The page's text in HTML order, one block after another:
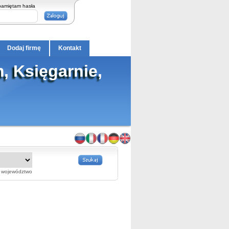
hasła
Dodaj firmę Kontakt
Księgarnie,
województwo